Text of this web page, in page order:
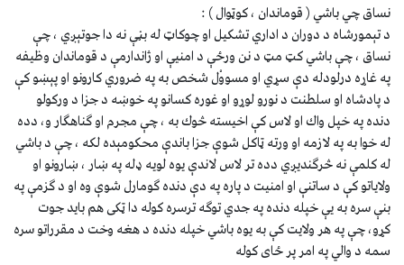
نساق چي باشي ( قوماندان ، كوټوال ) :
د تېمورشاه د دوران د اداري تشكيل او چوكاټ له بڼې نه دا جوتېږي ، چې
نساق ، چې باشي كټ مټ د نن ورځې د امنيې او ژاندارمې د قوماندان وظيفه
په غاړه درلودله دې سړي او مسووْل شخص به په ضروري كارونو او پېښو كې
د پادشاه او سلطنت د نورو لوړو او غوره كسانو په خوښه د جزا د وركولو
دنده په خپل واك او لاس كې اخيسته څوك به ، چې مجرم او ګناهګار و، دده
له خوا به په لازمه او ورته ټاكل شوې جزا باندې محكومېده لكه ، چې د باشي
له كلمې نه څرګنديږي دده تر لاس لاندې يوه لويه ډله په ښار ، ښارونو او
ولاياتو كې د ساتنې او امنيت د پاره په دې دنده ګومارل شوې وه او د ګزمې په
بنې سره به يې خپله دنده په جدي توګه ترسره كوله دا ټكى هم بايد جوت
كړو، چې په هر ولايت كې به يوه باشي خپله دنده د هغه وخت د مقرراتو سره
سمه د والي په امر پر ځاى كوله